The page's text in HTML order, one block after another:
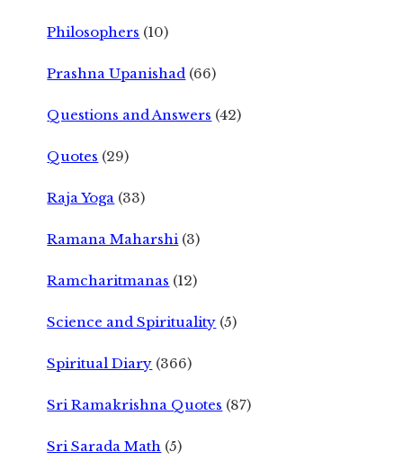
Philosophers (10)
Prashna Upanishad (66)
Questions and Answers (42)
Quotes (29)
Raja Yoga (33)
Ramana Maharshi (3)
Ramcharitmanas (12)
Science and Spirituality (5)
Spiritual Diary (366)
Sri Ramakrishna Quotes (87)
Sri Sarada Math (5)